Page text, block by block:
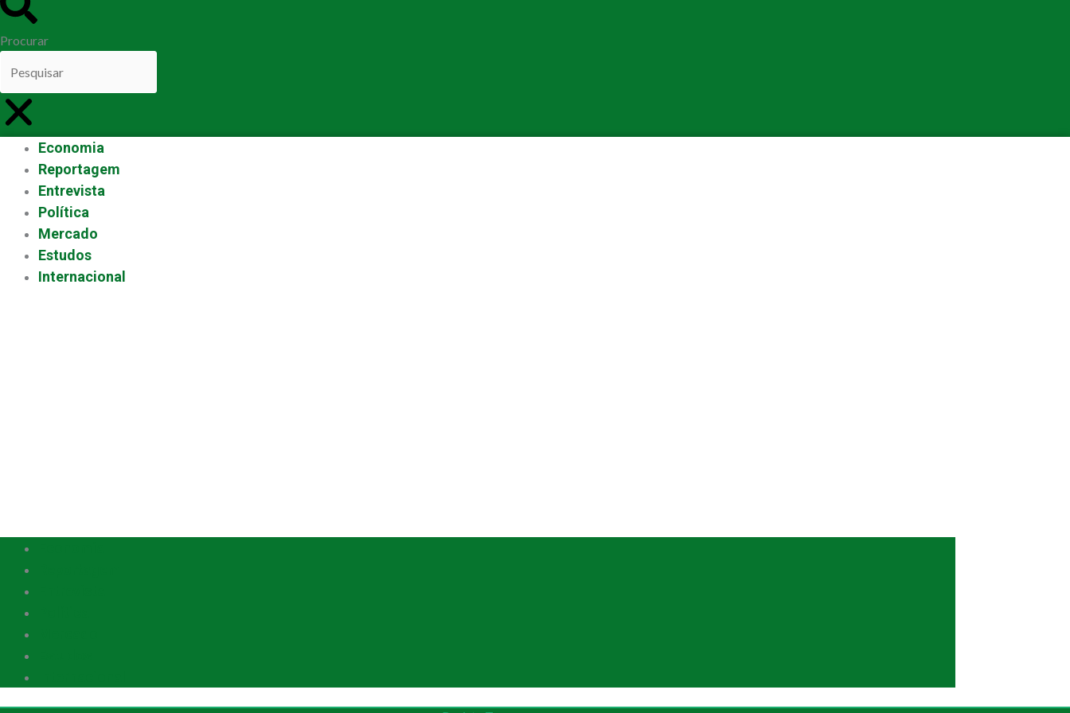
Procurar
Economia
Reportagem
Entrevista
Política
Mercado
Estudos
Internacional